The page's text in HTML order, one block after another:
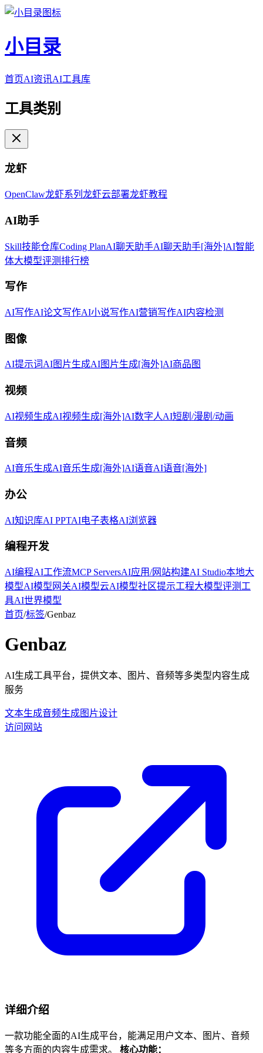
小目录
首页AI资讯AI工具库
工具类别
龙虾
OpenClaw龙虾系列 龙虾云部署龙虾教程
AI助手
Skill技能仓库Coding PlanAI聊天助手AI聊天助手[海外]AI智能
体大模型评测排行榜
写作
AI写作AI论文写作AI小说写作AI营销写作AI内容检测
图像
AI提示词AI图片生成AI图片生成[海外]AI商品图
视频
AI视频生成AI视频生成[海外]AI数字人AI短剧/漫剧/动画
音频
AI音乐生成AI音乐生成[海外]AI语音AI语音[海外]
办公
AI知识库AI PPTAI电子表格AI浏览器
编程开发
AI编程AI工作流MCP ServersAI应用/网站构建AI Studio本地大
模型AI模型网关AI模型云AI模型社区提示工程大模型评测工
具AI世界模型
首页/标签/Genbaz
Genbaz
AI生成工具平台，提供文本、图片、音频等多类型内容生成
服务
文本生成音频生成图片设计
访问网站
详细介绍
一款功能全面的AI生成平台，能满足用户文本、图片、音频
等多方面的内容生成需求。 核心功能：